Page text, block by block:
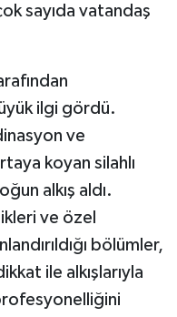
sayıda vatandaş
ilgi gördü.
ve
koyan silahlı
alkış aldı.
ve özel
bölümler,
ile alkışlarıyla